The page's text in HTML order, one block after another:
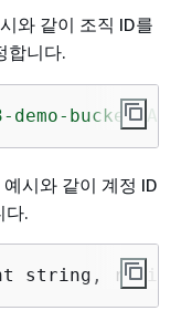
와 같이 조직 ID를
합니다.
bucket/
시와 같이 계정 ID
다.
string,